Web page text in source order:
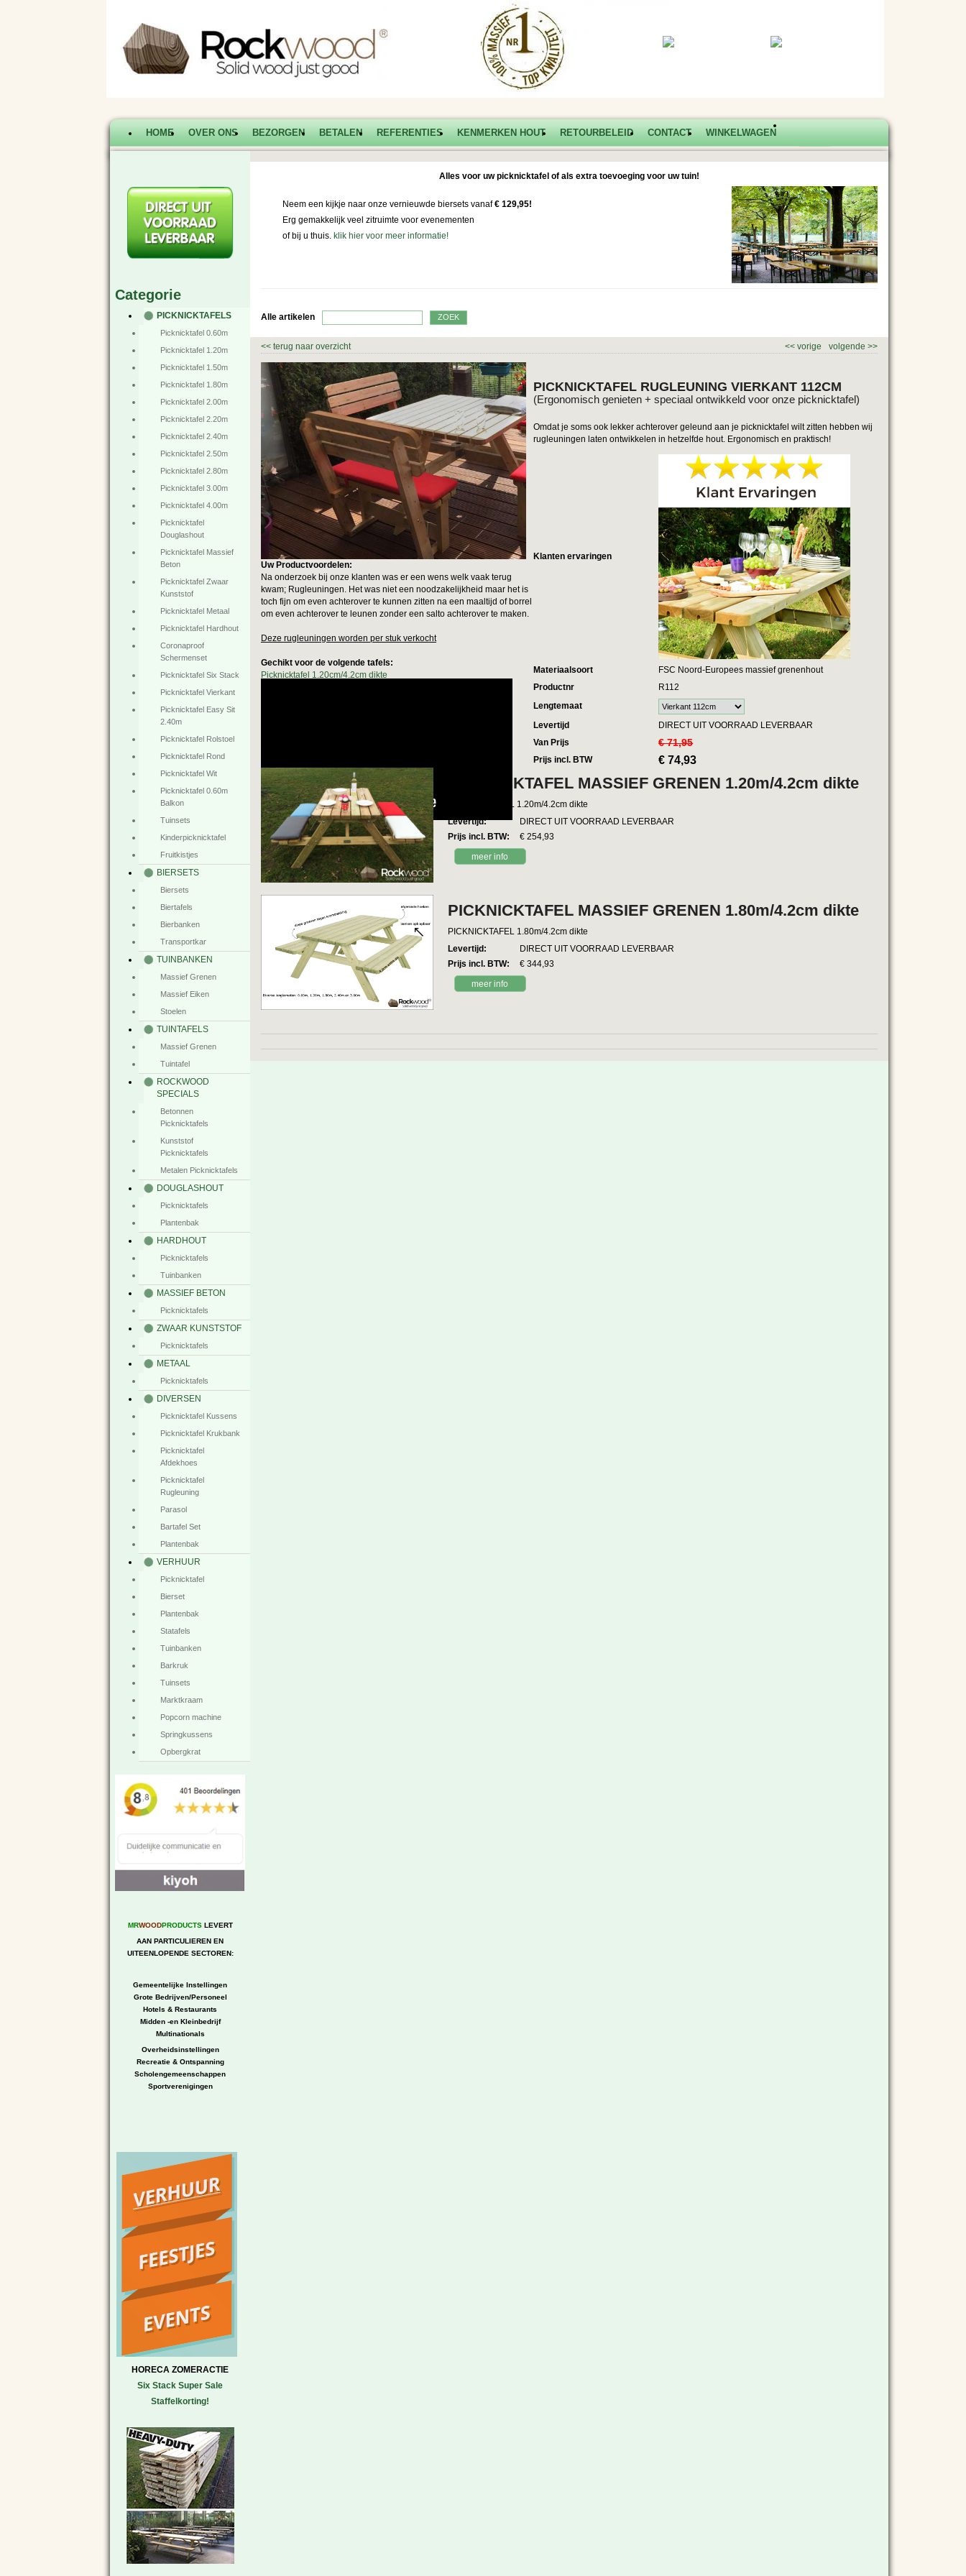
HOME OVER ONS BEZORGEN BETALEN REFERENTIES KENMERKEN HOUT RETOURBELEID CONTACT WINKELWAGEN
Categorie
PICKNICKTAFELS
Picknicktafel 0.60m
Picknicktafel 1.20m
Picknicktafel 1.50m
Picknicktafel 1.80m
Picknicktafel 2.00m
Picknicktafel 2.20m
Picknicktafel 2.40m
Picknicktafel 2.50m
Picknicktafel 2.80m
Picknicktafel 3.00m
Picknicktafel 4.00m
Picknicktafel
Douglashout
Picknicktafel Massief
Beton
Picknicktafel Zwaar
Kunststof
Picknicktafel Metaal
Picknicktafel Hardhout
Coronaproof
Schermenset
Picknicktafel Six Stack
Picknicktafel Vierkant
Picknicktafel Easy Sit
2.40m
Picknicktafel Rolstoel
Picknicktafel Rond
Picknicktafel Wit
Picknicktafel 0.60m
Balkon
Tuinsets
Kinderpicknicktafel
Fruitkistjes
BIERSETS
Biersets
Biertafels
Bierbanken
Transportkar
TUINBANKEN
Massief Grenen
Massief Eiken
Stoelen
TUINTAFELS
Massief Grenen
Tuintafel
ROCKWOOD
SPECIALS
Betonnen
Picknicktafels
Kunststof
Picknicktafels
Metalen Picknicktafels
DOUGLASHOUT
Picknicktafels
Plantenbak
HARDHOUT
Picknicktafels
Tuinbanken
MASSIEF BETON
Picknicktafels
ZWAAR KUNSTSTOF
Picknicktafels
METAAL
Picknicktafels
DIVERSEN
Picknicktafel Kussens
Picknicktafel Krukbank
Picknicktafel
Afdekhoes
Picknicktafel
Rugleuning
Parasol
Bartafel Set
Plantenbak
VERHUUR
Picknicktafel
Bierset
Plantenbak
Statafels
Tuinbanken
Barkruk
Tuinsets
Marktkraam
Popcorn machine
Springkussens
Opbergkrat
MRWOODPRODUCTSLEVERT
AAN PARTICULIEREN EN
UITEENLOPENDE SECTOREN:
Gemeentelijke Instellingen
Grote Bedrijven/Personeel
Hotels & Restaurants
Midden -en Kleinbedrijf
Multinationals
Overheidsinstellingen
Recreatie & Ontspanning
Scholengemeenschappen
Sportverenigingen
HORECA ZOMERACTIE
Six Stack Super Sale
Staffelkorting!
Alles voor uw picknicktafel of als extra toevoeging voor uw tuin!
Neem een kijkje naar onze vernieuwde biersets vanaf€ 129,95!
Erg gemakkelijk veel zitruimte voor evenementen
of bij u thuis. klik hier voor meer informatie!
Alle artikelen ZOEK
<< terug naar overzicht volgende >>
<< vorige
PICKNICKTAFEL RUGLEUNING VIERKANT 112CM
(Ergonomisch genieten + speciaal ontwikkeld voor onze picknicktafel)
Omdat je soms ook lekker achterover geleund aan je picknicktafel wilt zitten hebben wij
rugleuningen laten ontwikkelen in hetzelfde hout. Ergonomisch en praktisch!
Klanten ervaringen
Materiaalsoort
FSC Noord-Europees massief grenenhout
Productnr
R112
Lengtemaat
Levertijd
DIRECT UIT VOORRAAD LEVERBAAR
Van Prijs
€ 71,95
Prijs incl. BTW €74,93
Uw Productvoordelen:
Na onderzoek bij onze klanten was er een wens welk vaak terug
kwam; Rugleuningen. Het was niet een noodzakelijkheid maar het is
toch fijn om even achterover te kunnen zitten na een maaltijd of borrel
om even achterover te leunen zonder een salto achterover te maken.
Deze rugleuningen worden per stuk verkocht
Gechikt voor de volgende tafels:
Picknicktafel 1.20cm/4.2cm dikte
PICKNICKTAFEL MASSIEF GRENEN 1.20m/4.2cm dikte
PICKNICKTAFEL 1.20m/4.2cm dikte
Levertijd:
DIRECT UIT VOORRAAD LEVERBAAR
Prijs incl. BTW:
€ 254,93
meer info
PICKNICKTAFEL MASSIEF GRENEN 1.80m/4.2cm dikte
PICKNICKTAFEL 1.80m/4.2cm dikte
Levertijd :
DIRECT UIT VOORRAAD LEVERBAAR
Prijs incl. BTW:
€ 344,93
meer info